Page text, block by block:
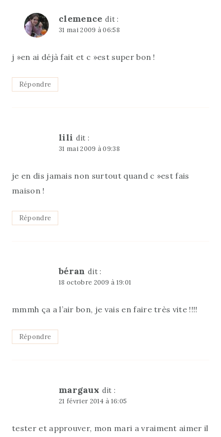
clemence dit :
31 mai 2009 à 06:58
j »en ai déjà fait et c »est super bon !
Répondre
lili dit :
31 mai 2009 à 09:38
je en dis jamais non surtout quand c »est fais
maison !
Répondre
béran dit :
18 octobre 2009 à 19:01
mmmh ça a l’air bon, je vais en faire très vite !!!!
Répondre
margaux dit :
21 février 2014 à 16:05
tester et approuver, mon mari a vraiment aimer il